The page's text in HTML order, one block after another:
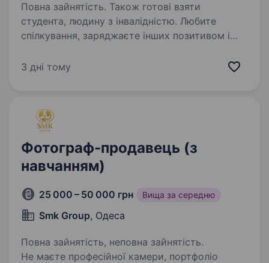
Повна зайнятість. Також готові взяти
студента, людину з інвалідністю. Любите
спілкування, заряджаєте інших позитивом і
— це не просто робота, а місце, де кожен день
3 дні тому
Фотограф-продавець (з
навчанням)
25 000 – 50 000 грн Вища за середню
Smk Group, Одеса
Повна зайнятість, неповна зайнятість.
Не маєте професійної камери, портфоліо